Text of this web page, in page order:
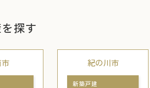
探す
紀の川市
新築戸建